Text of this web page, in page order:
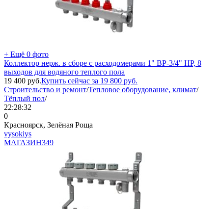
+ Ещё 0 фото
Коллектор нерж. в сборе с расходомерами 1" ВР-3/4" НР, 8
выходов для водяного теплого пола
19 400 руб.Купить сейчас за 19 800 руб.
Строительство и ремонт/Тепловое оборудование, климат/
Тёплый пол/
22:28:32
0
Красноярск, Зелёная Роща
vysokiys
МАГАЗИН349